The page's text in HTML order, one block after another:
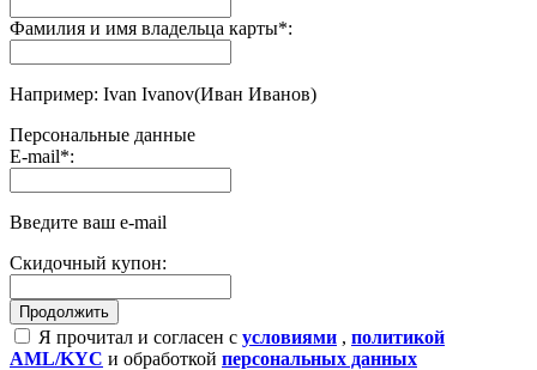
Фамилия и имя владельца карты*:
Например: Ivan Ivanov(Иван Иванов)
Персональные данные
E-mail*:
Введите ваш e-mail
Скидочный купон:
Я прочитал и согласен с условиями , политикой
AML/KYC и обработкой персональных данных